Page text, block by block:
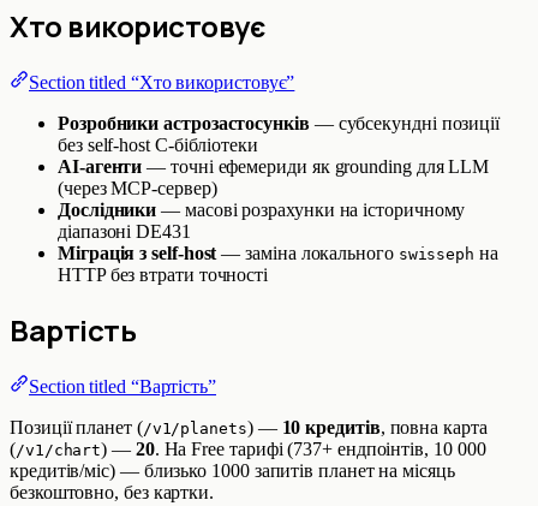
Хто використовує
Section titled “Хто використовує”
Розробники астрозастосунків— субсекундні позиції
без self-host C-бібліотеки
AI-агенти — точні ефемериди як grounding для LLM
(через MCP-сервер)
Дослідники — масові розрахунки на історичному
діапазоні DE431
Міграція з self-host — заміна локального swisseph на
HTTP без втрати точності
Вартість
Section titled “Вартість”
Позиції планет (/v1/planets) — 10 кредитів, повна карта
(/v1/chart) — 20. На Free тарифі (737+ ендпоінтів, 10 000
кредитів/міс) — близько 1000 запитів планет на місяць
безкоштовно, без картки.